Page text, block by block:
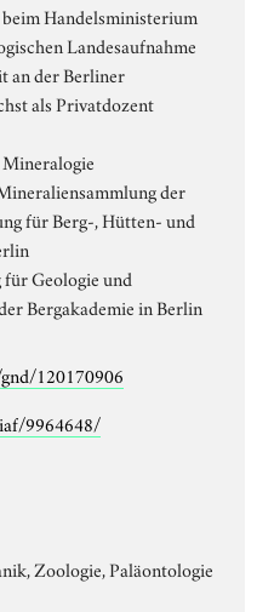
Handelsministerium
Landesaufnahme
an der Berliner
als Privatdozent
der
für Berg-, Hütten- und
Geologie und
Bergakademie in Berlin
120170906
9964648/
Zoologie, Paläontologie